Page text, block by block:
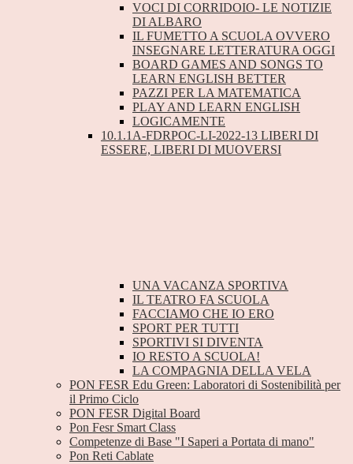
VOCI DI CORRIDOIO- LE NOTIZIE
DI ALBARO
IL FUMETTO A SCUOLA OVVERO
INSEGNARE LETTERATURA OGGI
BOARD GAMES AND SONGS TO
LEARN ENGLISH BETTER
PAZZI PER LA MATEMATICA
PLAY AND LEARN ENGLISH
LOGICAMENTE
10.1.1A-FDRPOC-LI-2022-13 LIBERI DI
ESSERE, LIBERI DI MUOVERSI
UNA VACANZA SPORTIVA
IL TEATRO FA SCUOLA
FACCIAMO CHE IO ERO
SPORT PER TUTTI
SPORTIVI SI DIVENTA
IO RESTO A SCUOLA!
LA COMPAGNIA DELLA VELA
PON FESR Edu Green: Laboratori di Sostenibilità per
il Primo Ciclo
PON FESR Digital Board
Pon Fesr Smart Class
Competenze di Base "I Saperi a Portata di mano"
Pon Reti Cablate